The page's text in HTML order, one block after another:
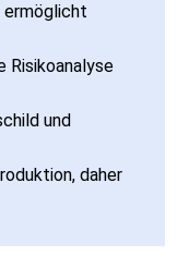
ermöglicht
Risikoanalyse
und
daher